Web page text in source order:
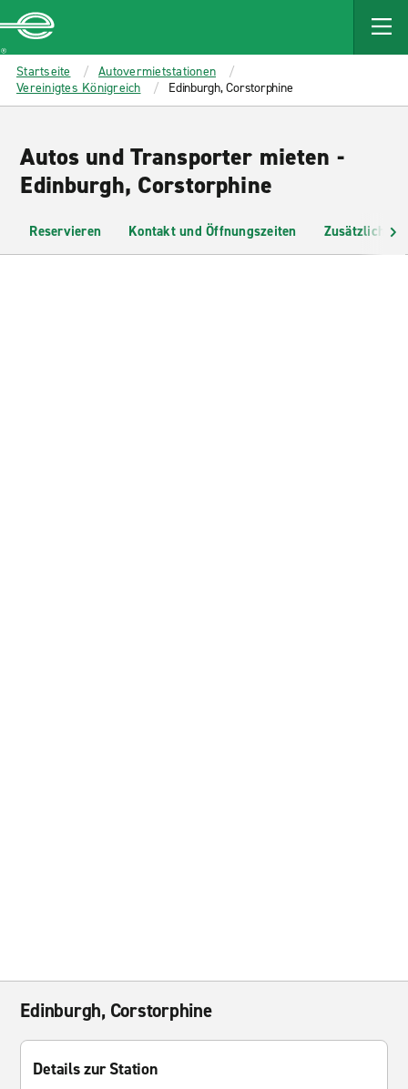
MAIN
CONTENT
Enterprise
Startseite
Autovermietstationen
Vereinigtes Königreich
Edinburgh, Corstorphine
Autos und Transporter mieten -
Edinburgh, Corstorphine
Reservieren Kontakt und Öffnungszeiten Zusätzliche
Edinburgh, Corstorphine
Details zur Station